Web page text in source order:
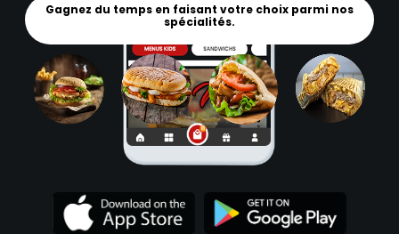
Gagnez du temps en faisant votre choix parmi nos
spécialités.